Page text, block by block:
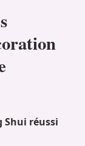
Shui réussi